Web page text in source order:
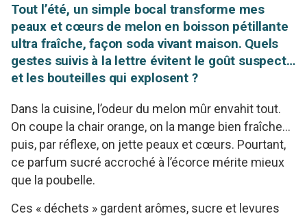
Tout l’été, un simple bocal transforme mes
peaux et cœurs de melon en boisson pétillante
ultra fraîche, façon soda vivant maison. Quels
gestes suivis à la lettre évitent le goût suspect…
et les bouteilles qui explosent ?
Dans la cuisine, l’odeur du melon mûr envahit tout.
On coupe la chair orange, on la mange bien fraîche…
puis, par réflexe, on jette peaux et cœurs. Pourtant,
ce parfum sucré accroché à l’écorce mérite mieux
que la poubelle.
Ces « déchets » gardent arômes, sucre et levures